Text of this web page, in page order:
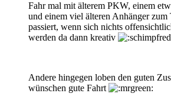
Fahr mal mit älterem PKW, einem
und einem viel älteren Anhänger
passiert, wenn sich nichts
werden da dann kreativ
Andere hingegen loben den guten
wünschen gute Fahrt